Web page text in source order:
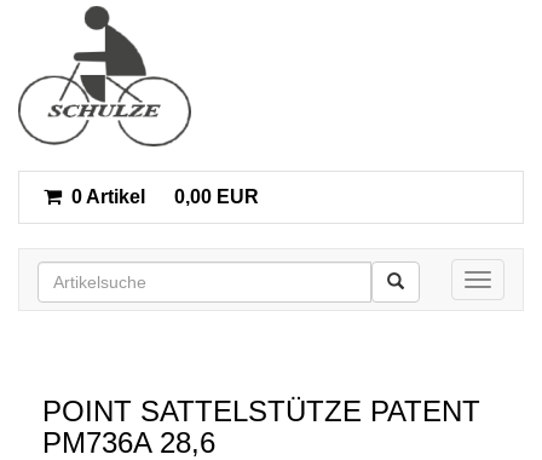
0 Artikel 0,00 EUR
Toggle
POINT SATTELSTÜTZE PATENT
PM736A 28,6